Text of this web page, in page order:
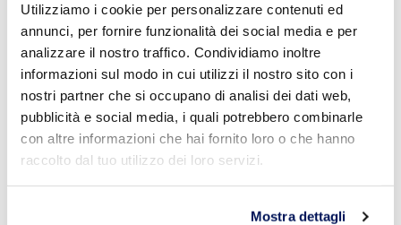
Utilizziamo i cookie per personalizzare contenuti ed
annunci, per fornire funzionalità dei social media e per
analizzare il nostro traffico. Condividiamo inoltre
informazioni sul modo in cui utilizzi il nostro sito con i
nostri partner che si occupano di analisi dei dati web,
pubblicità e social media, i quali potrebbero combinarle
con altre informazioni che hai fornito loro o che hanno
raccolto dal tuo utilizzo dei loro servizi.
Mostra dettagli
Categorie: SISTEMI CAPPOTTO,WALL SYSTEM
Tags:cappotto,comfort abitativo,Eccellente capacità di
isolamento termico, risparmio energetico